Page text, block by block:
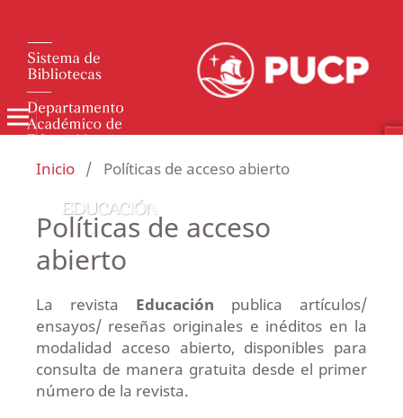
Inicio / Políticas de acceso abierto
Políticas de acceso
abierto
La revista Educación publica artículos/
ensayos/ reseñas originales e inéditos en la
modalidad acceso abierto, disponibles para
consulta de manera gratuita desde el primer
número de la revista.